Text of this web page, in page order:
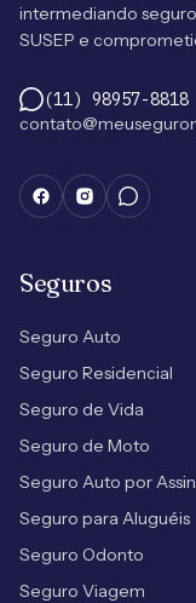
intermediando
SUSEP e
(11) 98957-8818
Seguros
Seguro Auto
Seguro Residencial
Seguro de Vida
Seguro de Moto
Seguro Auto por
Seguro para Aluguéis
Seguro Odonto
Seguro Viagem